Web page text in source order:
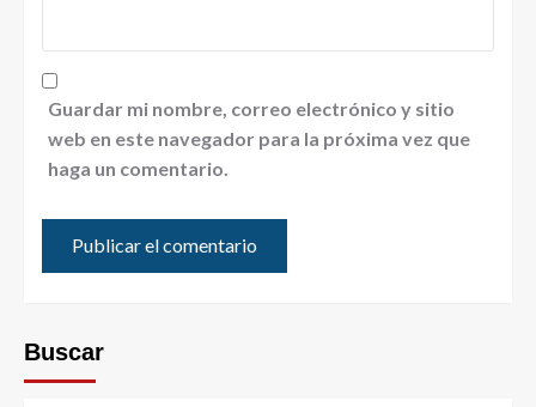
Guardar mi nombre, correo electrónico y sitio
web en este navegador para la próxima vez que
haga un comentario.
Buscar